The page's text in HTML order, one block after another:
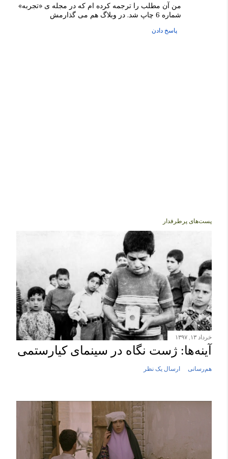
من آن مطلب را ترجمه کرده ام که در مجله ی «تجربه»
شماره 6 چاپ شد. در وبلاگ هم می گذارمش
پاسخ دادن
ر
ا
ل
ی
ک
ن
ظ
ر
پست‌های پرطرفدار
خرداد ۱۳, ۱۳۹۷
آینه‌ها: ژست نگاه در سینمای کیارستمی
هم‌رسانی ارسال یک نظر